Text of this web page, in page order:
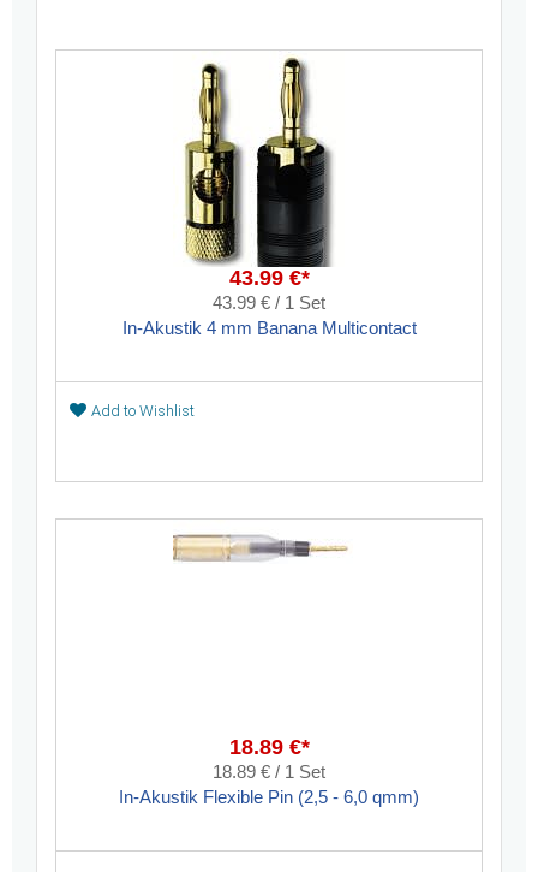
43.99 €*
43.99 € / 1 Set
In-Akustik 4 mm Banana Multicontact
Add to Wishlist
18.89 €*
18.89 € / 1 Set
In-Akustik Flexible Pin (2,5 - 6,0 qmm)